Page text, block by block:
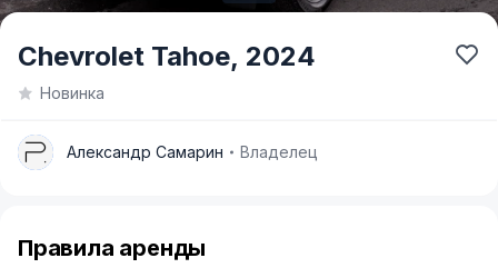
ItemChevrolet Tahoe, 2024
Новинка
А Александр Самарин Владелец
Правила аренды